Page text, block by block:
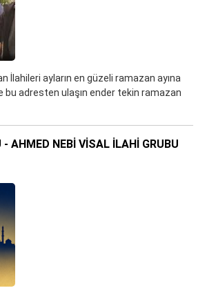
İlahileri ayların en güzeli ramazan ayına
bu adresten ulaşın ender tekin ramazan
- AHMED NEBI VISAL İLAHI GRUBU